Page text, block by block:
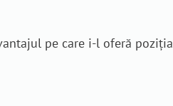
pe care i-l oferă poziția